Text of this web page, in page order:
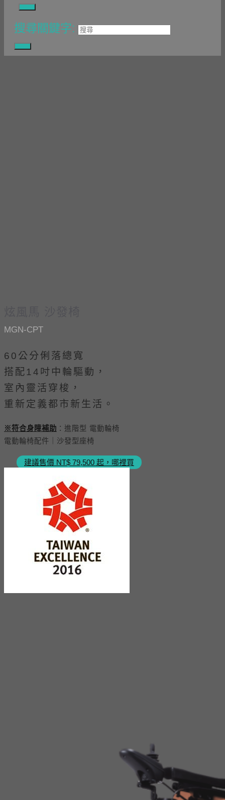
搜尋關鍵字:
MGN-CPT
60公分俐落總寬
搭配14吋中輪驅動，
室內靈活穿梭，
重新定義都市新生活。
※符合身障補助 ：進階型 電動輪椅
電動輪椅配件｜沙發型座椅
建議售價 NT$ 79,500 起，哪裡買